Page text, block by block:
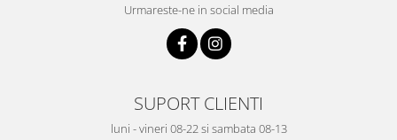
Urmareste-ne in social media
SUPORT CLIENTI
luni - vineri 08-22 si sambata 08-13